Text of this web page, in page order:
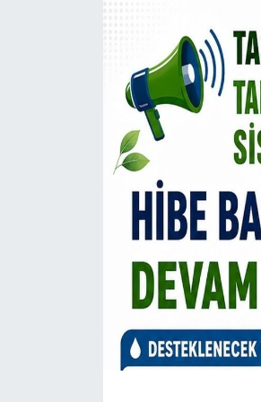
Devrekani Haberleri
Doğanyurt Haberleri
Hanönü Haberleri
İhsangazi Haberleri
İnebolu Haberleri
Küre Haberleri
Merkez Haberleri